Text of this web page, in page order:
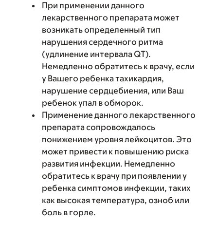
При применении данного
лекарственного препарата может
возникать определенный тип
нарушения сердечного ритма
(удлинение интервала QT).
Немедленно обратитесь к врачу, если
у Вашего ребенка тахикардия,
нарушение сердцебиения, или Ваш
ребенок упал в обморок.
Применение данного лекарственного
препарата сопровождалось
понижением уровня лейкоцитов. Это
может привести к повышению риска
развития инфекции. Немедленно
обратитесь к врачу при появлении у
ребенка симптомов инфекции, таких
как высокая температура, озноб или
боль в горле.